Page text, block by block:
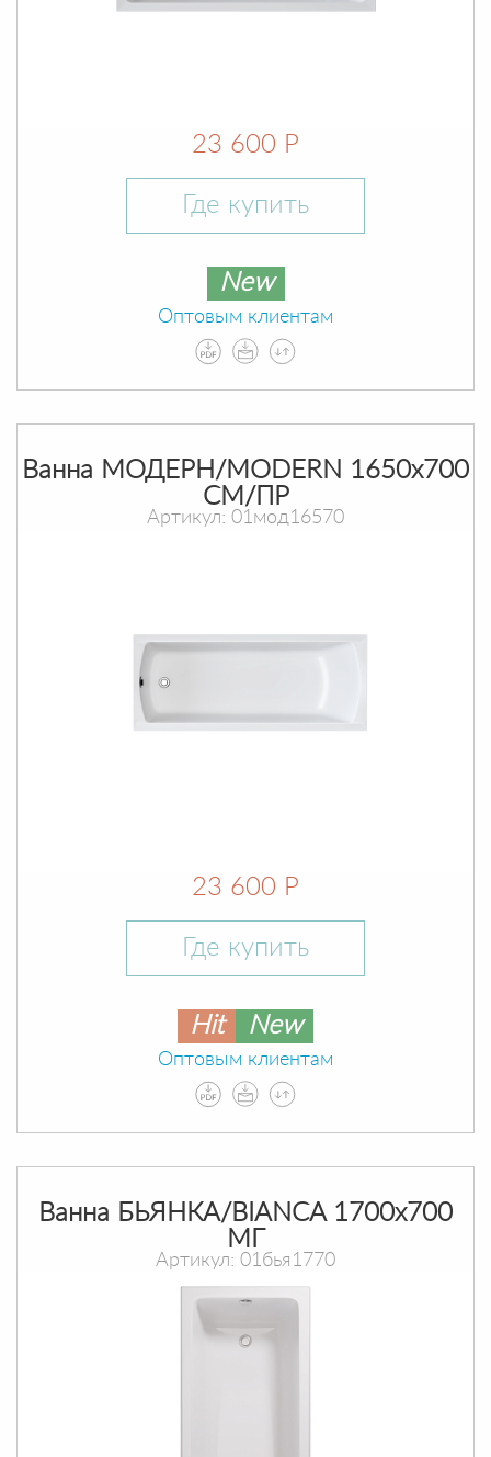
23 600 Р
Где купить
New
Оптовым клиентам
Ванна МОДЕРН/MODERN 1650х700
СМ/ПР
Артикул: 01мод16570
23 600 Р
Где купить
Hit New
Оптовым клиентам
Ванна БЬЯНКА/BIANCA 1700х700
МГ
Артикул: 01бья1770